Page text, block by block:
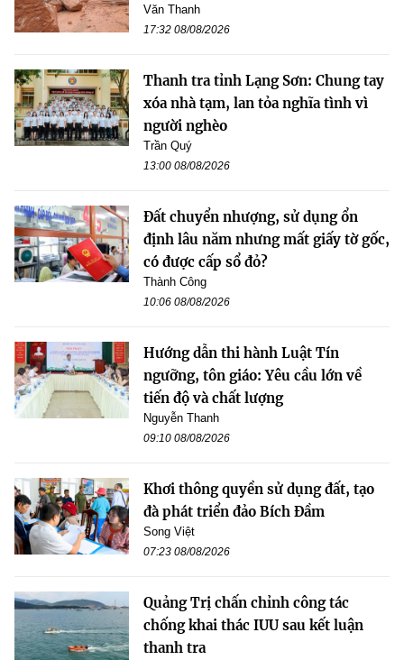
Văn Thanh
17:32 08/08/2026
Thanh tra tỉnh Lạng Sơn: Chung tay
xóa nhà tạm, lan tỏa nghĩa tình vì
người nghèo
Trần Quý
13:00 08/08/2026
Đất chuyển nhượng, sử dụng ổn
định lâu năm nhưng mất giấy tờ gốc,
có được cấp sổ đỏ?
Thành Công
10:06 08/08/2026
Hướng dẫn thi hành Luật Tín
ngưỡng, tôn giáo: Yêu cầu lớn về
tiến độ và chất lượng
Nguyễn Thanh
09:10 08/08/2026
Khơi thông quyền sử dụng đất, tạo
đà phát triển đảo Bích Đầm
Song Việt
07:23 08/08/2026
Quảng Trị chấn chỉnh công tác
chống khai thác IUU sau kết luận
thanh tra